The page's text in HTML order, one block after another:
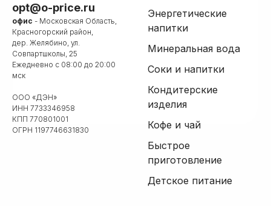
opt@o-price.ru
офис - Московская Область,
Красногорский район,
дер. Желябино, ул.
Совпартшколы, 25
Ежедневно с 08:00 до 20:00
мск
ООО «ДЭН»
ИНН 7733346958
КПП 770801001
ОГРН 1197746631830
Энергетические
напитки
Минеральная вода
Соки и напитки
Кондитерские
изделия
Кофе и чай
Быстрое
приготовление
Детское питание